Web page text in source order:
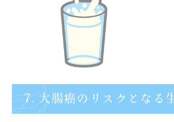
7. 大腸癌のリスクとなる